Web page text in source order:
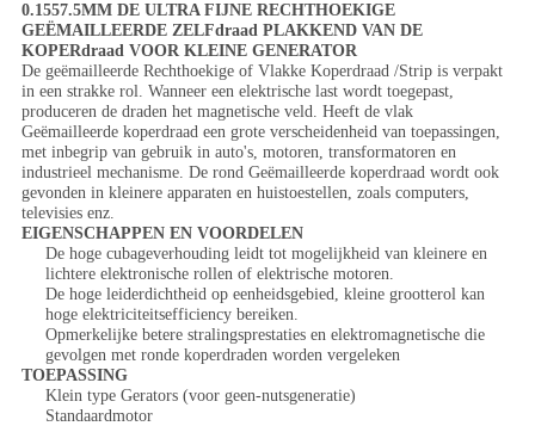
0.1557.5MM DE ULTRA FIJNE RECHTHOEKIGE
GEËMAILLEERDE ZELFdraad PLAKKEND VAN DE
KOPERdraad VOOR KLEINE GENERATOR
De geëmailleerde Rechthoekige of Vlakke Koperdraad /Strip is verpakt
in een strakke rol. Wanneer een elektrische last wordt toegepast,
produceren de draden het magnetische veld. Heeft de vlak
Geëmailleerde koperdraad een grote verscheidenheid van toepassingen,
met inbegrip van gebruik in auto's, motoren, transformatoren en
industrieel mechanisme. De rond Geëmailleerde koperdraad wordt ook
gevonden in kleinere apparaten en huistoestellen, zoals computers,
televisies enz.
EIGENSCHAPPEN EN VOORDELEN
De hoge cubageverhouding leidt tot mogelijkheid van kleinere en
lichtere elektronische rollen of elektrische motoren.
De hoge leiderdichtheid op eenheidsgebied, kleine grootterol kan
hoge elektriciteitsefficiency bereiken.
Opmerkelijke betere stralingsprestaties en elektromagnetische die
gevolgen met ronde koperdraden worden vergeleken
TOEPASSING
Klein type Gerators (voor geen-nutsgeneratie)
Standaardmotor